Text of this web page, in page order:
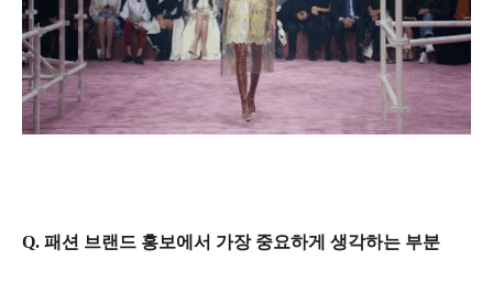
Q. 패션 브랜드 홍보에서 가장 중요하게 생각하는 부분